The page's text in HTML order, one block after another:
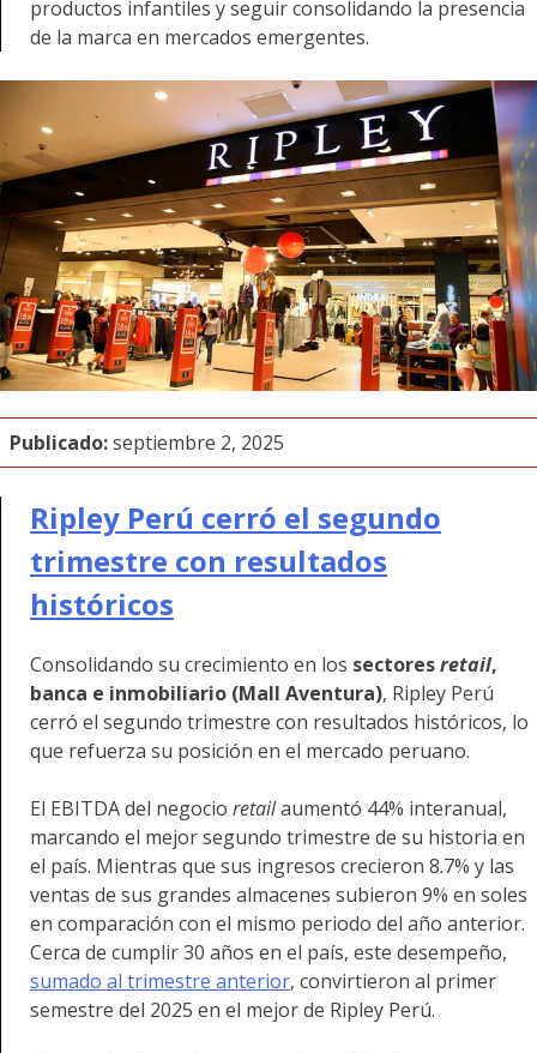
productos infantiles y seguir consolidando la presencia
de la marca en mercados emergentes.
Publicado:septiembre 2, 2025
Ripley Perú cerró el segundo
trimestre con resultados
históricos
Consolidando su crecimiento en los sectoresretail,
banca e inmobiliario (Mall Aventura), Ripley Perú
cerró el segundo trimestre con resultados históricos, lo
que refuerza su posición en el mercado peruano.
El EBITDA del negocio retailaumentó 44% interanual,
marcando el mejor segundo trimestre de su historia en
el país. Mientras que sus ingresos crecieron 8.7% y las
ventas de sus grandes almacenes subieron 9% en soles
en comparación con el mismo periodo del año anterior.
Cerca de cumplir 30 años en el país, este desempeño,
sumado al trimestre anterior, convirtieron al primer
semestre del 2025 en el mejor de Ripley Perú.